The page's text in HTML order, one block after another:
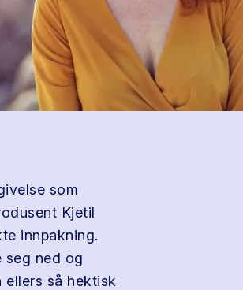
som
Kjetil
innpakning.
seg ned og
så hektisk